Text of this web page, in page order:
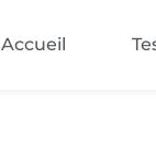
Accueil